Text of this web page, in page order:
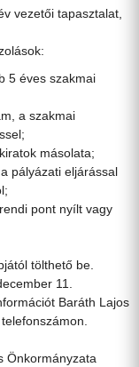
vezetői tapasztalat,
5 éves szakmai
a szakmai
másolata;
pályázati eljárással
pont nyílt vagy
tölthető be.
11.
Baráth Lajos
Önkormányzata